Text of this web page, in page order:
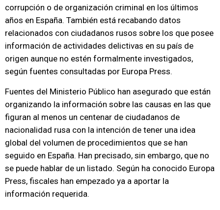
corrupción o de organización criminal en los últimos
años en España. También está recabando datos
relacionados con ciudadanos rusos sobre los que posee
información de actividades delictivas en su país de
origen aunque no estén formalmente investigados,
según fuentes consultadas por Europa Press.
Fuentes del Ministerio Público han asegurado que están
organizando la información sobre las causas en las que
figuran al menos un centenar de ciudadanos de
nacionalidad rusa con la intención de tener una idea
global del volumen de procedimientos que se han
seguido en España. Han precisado, sin embargo, que no
se puede hablar de un listado. Según ha conocido Europa
Press, fiscales han empezado ya a aportar la
información requerida.